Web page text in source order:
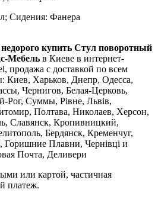
Сидения: Фанера
недорого купить Стул поворотный
Мебель в Киеве в интернет-
продажа с доставкой по всем
Киев, Харьков, Днепр, Одесса,
Чернигов, Белая-Церковь,
Рог, Суммы, Рівне, Львів,
Полтава, Николаев, Херсон,
Славянск, Кропивницкий,
Бердянск, Кременчуг,
Горишние Плавни, Чернівці и
Почта, Деливери
или картой, частичная
платеж.